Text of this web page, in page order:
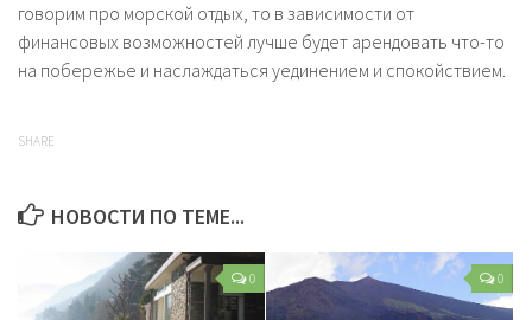
говорим про морской отдых, то в зависимости от
финансовых возможностей лучше будет арендовать что-то
на побережье и наслаждаться уединением и спокойствием.
SHARE
НОВОСТИ ПО ТЕМЕ...
0 0